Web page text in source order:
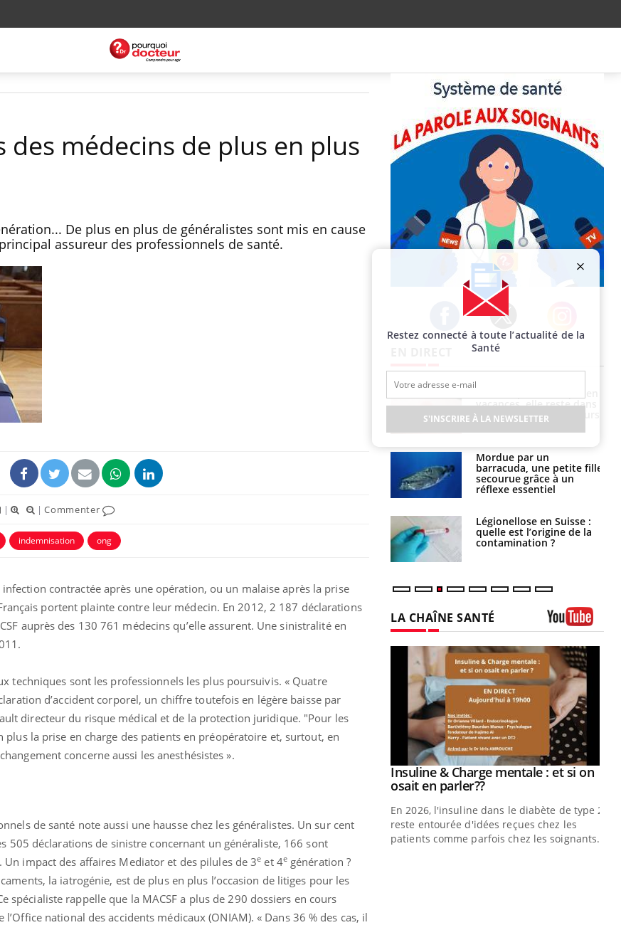
des médecins de plus en plus
De plus en plus de généralistes sont mis en cause
assureur des professionnels de santé.
| |Commenter
indemnisation ong
contractée après une opération, ou un malaise après la prise
portent plainte contre leur médecin. En 2012, 2 187 déclarations
auprès des 130 761 médecins qu’elle assurent. Une sinistralité en
techniques sont les professionnels les plus poursuivis. « Quatre
d’accident corporel, un chiffre toutefois en légère baisse par
directeur du risque médical et de la protection juridique. "Pour les
la prise en charge des patients en préopératoire et, surtout, en
concerne aussi les anesthésistes ».
de santé note aussi une hausse chez les généralistes. Un sur cent
505 déclarations de sinistre concernant un généraliste, 166 sont
impact des affaires Mediator et des pilules de 3e et 4egénération ?
la iatrogénie, est de plus en plus l’occasion de litiges pour les
spécialiste rappelle que la MACSF a plus de 290 dossiers en cours
national des accidents médicaux (ONIAM). « Dans 36 % des cas, il
Facebook Twitter Instagram
Fortes chaleurs :
pourquoi le risque de
noyade grimpe-t-il ?
Le Viagra pourrait-il
freiner la propagation du
cancer ?
vacances, elle reste dans
le coma pendant 42 jours
Mordue par un
barracuda, une petite fille
secourue grâce à un
réflexe essentiel
Légionellose en Suisse :
quelle est l’origine de la
contamination ?
LA CHAÎNE SANTÉ
non ! D'un côté, poser des
sur la maladie d'un proche c'est
même alopécie… Les symptômes de la
carence en fer sont multiples ce qui la rend
Youtube
Insuline & Charge mentale : et si on
osait en parler??Youtube
En 2026, l'insuline dans le diabète de type 2
reste entourée d'idées reçues chez les
patients comme parfois chez les soignants.
Restez connecté à toute l’actualité de la
Santé
S'INSCRIRE À LA NEWSLETTER